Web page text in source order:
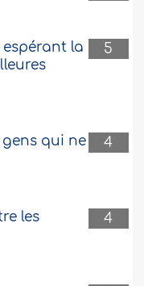
5
la
4
qui ne
4
les